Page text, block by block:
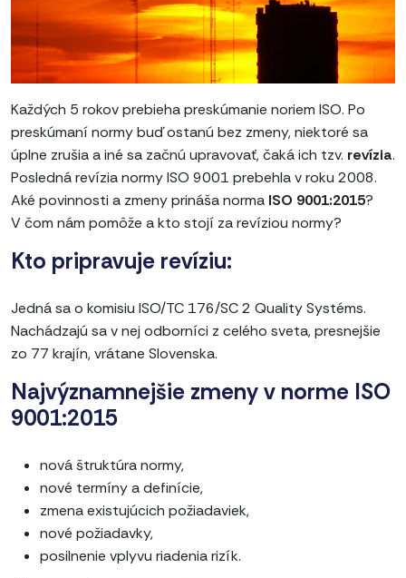
Každých 5 rokov prebieha preskúmanie noriem ISO. Po
preskúmaní normy buď ostanú bez zmeny, niektoré sa
úplne zrušia a iné sa začnú upravovať, čaká ich tzv. revízia.
Posledná revízia normy ISO 9001 prebehla v roku 2008.
Aké povinnosti a zmeny prináša norma ISO 9001:2015?
V čom nám pomôže a kto stojí za revíziou normy?
Kto pripravuje revíziu:
Jedná sa o komisiu ISO/TC 176/SC 2 Quality Systéms.
Nachádzajú sa v nej odborníci z celého sveta, presnejšie
zo 77 krajín, vrátane Slovenska.
Najvýznamnejšie zmeny v norme ISO
9001:2015
nová štruktúra normy,
nové termíny a definície,
zmena existujúcich požiadaviek,
nové požiadavky,
posilnenie vplyvu riadenia rizík.